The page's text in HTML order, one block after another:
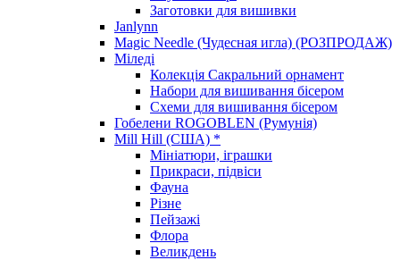
Заготовки для вишивки
Janlynn
Magic Needle (Чудесная игла) (РОЗПРОДАЖ)
Міледі
Колекція Сакральний орнамент
Набори для вишивання бісером
Схеми для вишивання бісером
Гобелени ROGOBLEN (Румунія)
Mill Hill (США) *
Мініатюри, іграшки
Прикраси, підвіси
Фауна
Різне
Пейзажі
Флора
Великдень